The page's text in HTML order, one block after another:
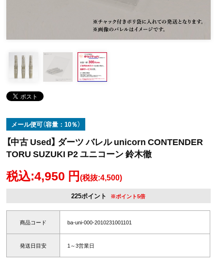
メール便可（容量：10％）
【中古 Used】 ダーツ バレル unicorn CONTENDER
TORU SUZUKI P2 ユニコーン 鈴木徹
税込:4,950 円(税抜:4,500)
225ポイント ※ポイント5倍
商品コード ba-uni-000-2010231001101
発送日目安 1～3営業日